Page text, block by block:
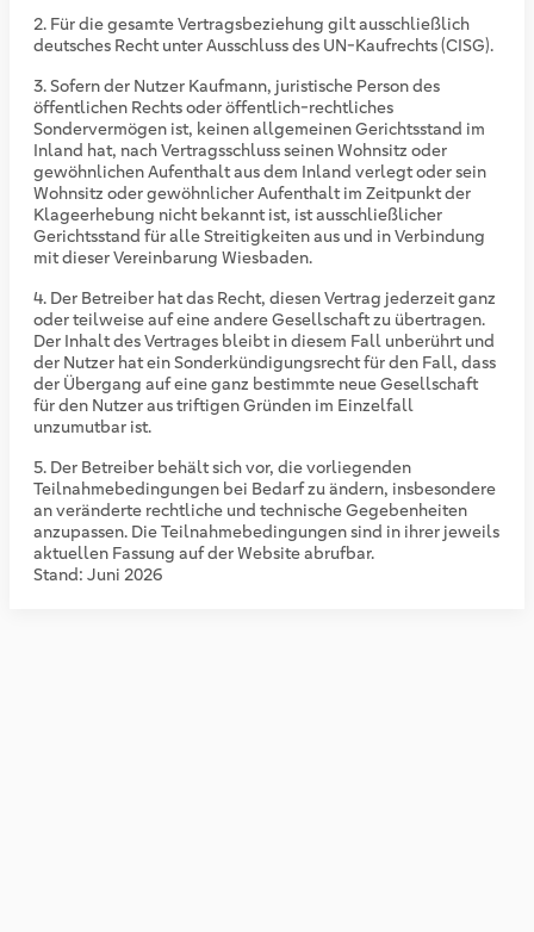
Für die gesamte Vertragsbeziehung gilt ausschließlich
deutsches Recht unter Ausschluss des UN-Kaufrechts (CISG).
Sofern der Nutzer Kaufmann, juristische Person des
öffentlichen Rechts oder öffentlich-rechtliches
Sondervermögen ist, keinen allgemeinen Gerichtsstand im
Inland hat, nach Vertragsschluss seinen Wohnsitz oder
gewöhnlichen Aufenthalt aus dem Inland verlegt oder sein
Wohnsitz oder gewöhnlicher Aufenthalt im Zeitpunkt der
Klageerhebung nicht bekannt ist, ist ausschließlicher
Gerichtsstand für alle Streitigkeiten aus und in Verbindung
mit dieser Vereinbarung Wiesbaden.
Der Betreiber hat das Recht, diesen Vertrag jederzeit ganz
oder teilweise auf eine andere Gesellschaft zu übertragen.
Der Inhalt des Vertrages bleibt in diesem Fall unberührt und
der Nutzer hat ein Sonderkündigungsrecht für den Fall, dass
der Übergang auf eine ganz bestimmte neue Gesellschaft
für den Nutzer aus triftigen Gründen im Einzelfall
unzumutbar ist.
Der Betreiber behält sich vor, die vorliegenden
Teilnahmebedingungen bei Bedarf zu ändern, insbesondere
an veränderte rechtliche und technische Gegebenheiten
anzupassen. Die Teilnahmebedingungen sind in ihrer jeweils
aktuellen Fassung auf der Website abrufbar.
Stand: Juni 2026